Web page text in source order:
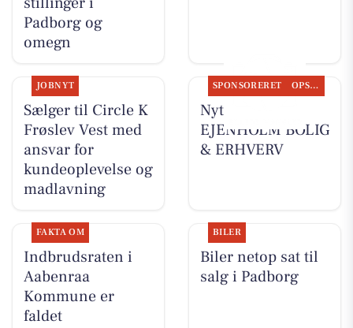
Padborg og
omegn
JOBNYT
Sælger til Circle K
Frøslev Vest med
ansvar for
kundeoplevelse og
madlavning
SPONSORERET OPSLAGSTAVLEN
Nyt fra
EJENHOLM BOLIG
& ERHVERV
FAKTA OM
Indbrudsraten i
Aabenraa
Kommune er
faldet
BILER
Biler netop sat til
salg i Padborg